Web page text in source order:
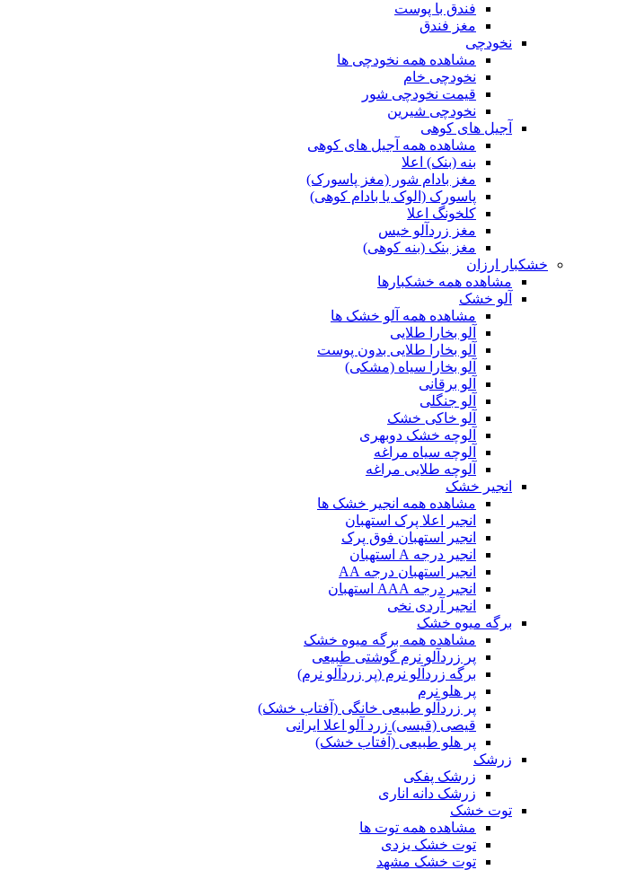
فندق با پوست
مغز فندق
نخودچی
مشاهده همه نخودچی ها
نخودچی خام
قیمت نخودچی شور
نخودچی شیرین
آجیل های کوهی
مشاهده همه آجیل های کوهی
بنه (بنک) اعلا
مغز بادام شور (مغز پاسورک)
پاسورک (الوک یا بادام کوهی)
کلخونگ اعلا
مغز زردآلو خیس
مغز بنک (بنه کوهی)
خشکبار ارزان
مشاهده همه خشکبارها
آلو خشک
مشاهده همه آلو خشک ها
آلو بخارا طلایی
آلو بخارا طلایی بدون پوست
آلو بخارا سیاه (مشکی)
آلو برقانی
آلو جنگلی
آلو خاکی خشک
آلوچه خشک دوبهری
آلوچه سیاه مراغه
آلوچه طلایی مراغه
انجیر خشک
مشاهده همه انجیر خشک ها
انجیر اعلا پرک استهبان
انجیر استهبان فوق پرک
انجیر درجه A استهبان
انجیر استهبان درجه AA
انجیر درجه AAA استهبان
انجیر آردی نخی
برگه میوه خشک
مشاهده همه برگه میوه خشک
پر زردآلو نرم گوشتی طبیعی
برگه زردآلو نرم (پر زردآلو نرم)
پر هلو نرم
پر زردآلو طبیعی خانگی (آفتاب خشک)
قیصی (قیسی) زرد آلو اعلا ایرانی
پر هلو طبیعی (آفتاب خشک)
زرشک
زرشک پفکی
زرشک دانه اناری
توت خشک
مشاهده همه توت ها
توت خشک یزدی
توت خشک مشهد